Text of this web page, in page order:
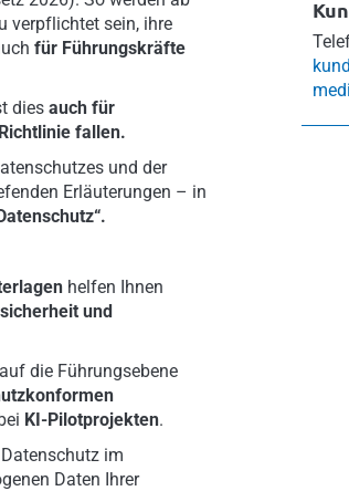
verpflichtet sein, ihre
für Führungskräfte
dies auch für
fallen.
und der
Erläuterungen – in
helfen Ihnen
und
die Führungsebene
KI-Pilotprojekten.
im
Daten Ihrer